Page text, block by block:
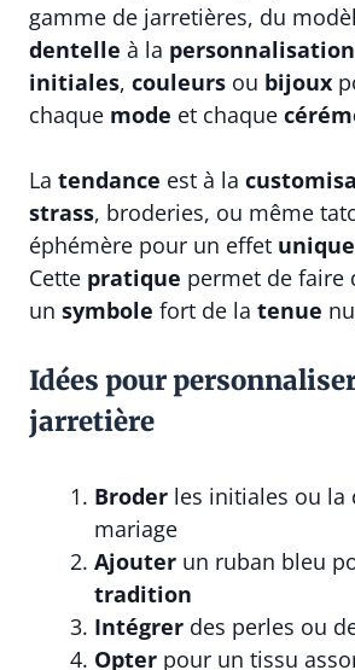
gamme de jarretières, du
dentelle à la personnalisation
initiales, couleurs ou bijoux
chaque mode et chaque
La tendance est à la
strass, broderies, ou même
éphémère pour un effet unique
Cette pratique permet de faire
un symbole fort de la tenue
Idées pour
jarretière
Broder les initiales ou la
mariage
Ajouter un ruban bleu
tradition
Intégrer des perles ou
Opter pour un tissu